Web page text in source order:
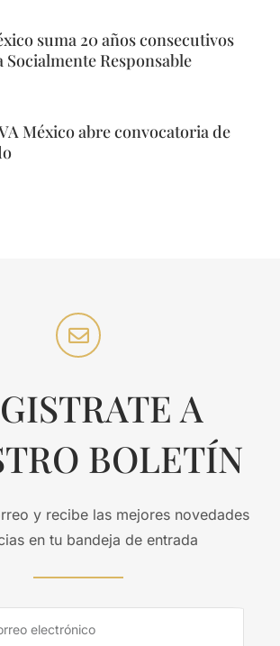
suma 20 años consecutivos
Socialmente Responsable
México abre convocatoria de
A
BOLETÍN
y recibe las mejores novedades
en tu bandeja de entrada